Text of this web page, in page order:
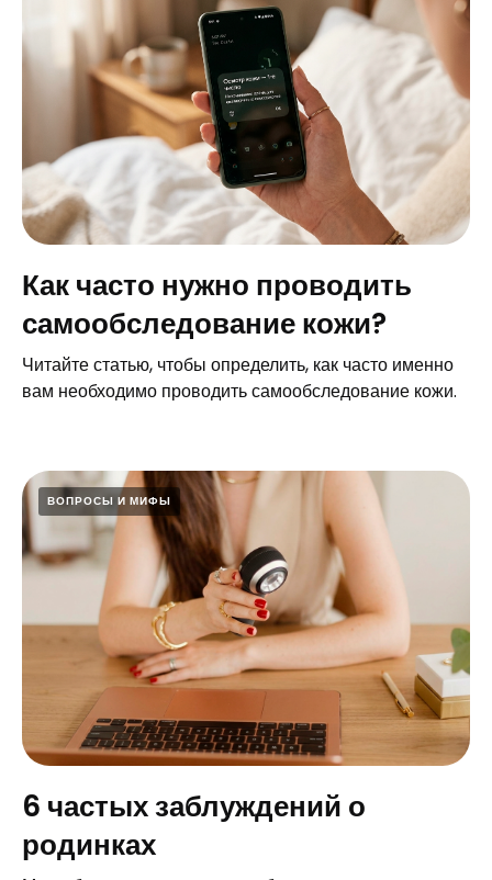
Как часто нужно проводить
самообследование кожи?
Читайте статью, чтобы определить, как часто именно
вам необходимо проводить самообследование кожи.
ВОПРОСЫ И МИФЫ
6 частых заблуждений о
родинках